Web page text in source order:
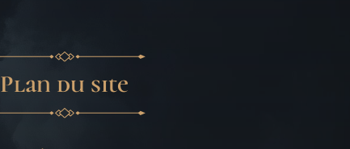
Plan du site